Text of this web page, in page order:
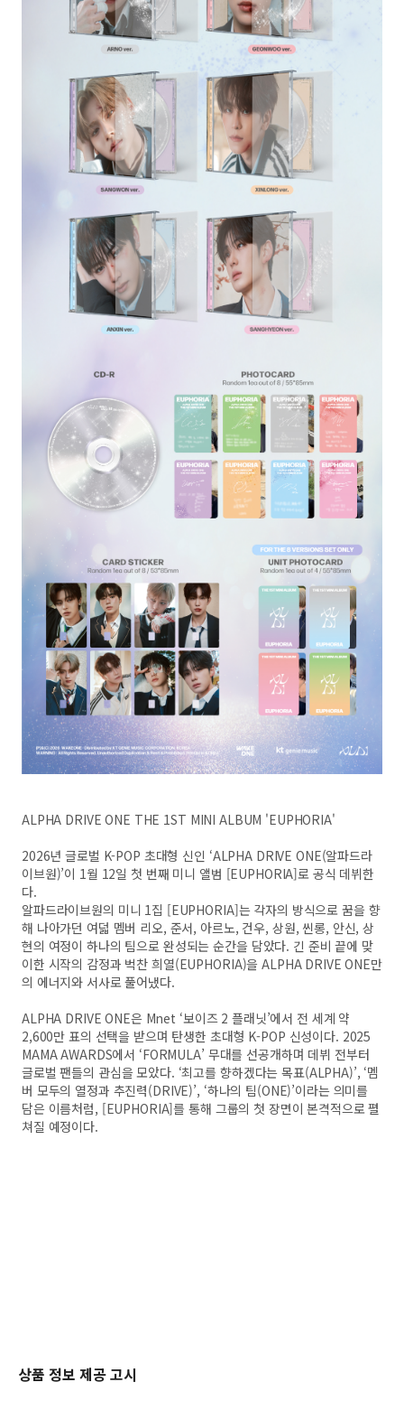
ALPHA DRIVE ONE THE 1ST MINI ALBUM 'EUPHORIA'
2026년 글로벌 K-POP 초대형 신인 ‘ALPHA DRIVE ONE(알파드라
이브원)’이 1월 12일 첫 번째 미니 앨범 [EUPHORIA]로 공식 데뷔한
다.
알파드라이브원의 미니 1집 [EUPHORIA]는 각자의 방식으로 꿈을 향
해 나아가던 여덟 멤버 리오, 준서, 아르노, 건우, 상원, 씬롱, 안신, 상
현의 여정이 하나의 팀으로 완성되는 순간을 담았다. 긴 준비 끝에 맞
이한 시작의 감정과 벅찬 희열(EUPHORIA)을 ALPHA DRIVE ONE만
의 에너지와 서사로 풀어냈다.
ALPHA DRIVE ONE은 Mnet ‘보이즈 2 플래닛’에서 전 세계 약
2,600만 표의 선택을 받으며 탄생한 초대형 K-POP 신성이다. 2025
MAMA AWARDS에서 ‘FORMULA’ 무대를 선공개하며 데뷔 전부터
글로벌 팬들의 관심을 모았다. ‘최고를 향하겠다는 목표(ALPHA)’, ‘멤
버 모두의 열정과 추진력(DRIVE)’, ‘하나의 팀(ONE)’이라는 의미를
담은 이름처럼, [EUPHORIA]를 통해 그룹의 첫 장면이 본격적으로 펼
쳐질 예정이다.
상품 정보 제공 고시